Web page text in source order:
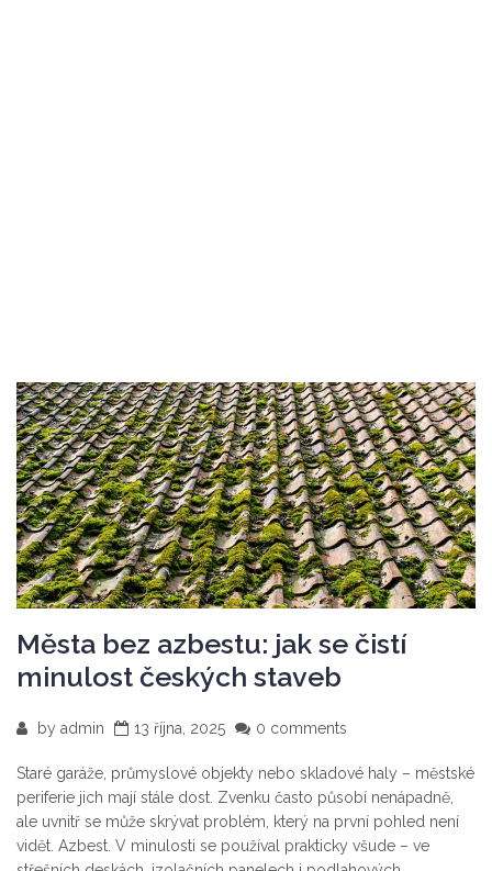
Města bez azbestu: jak se čistí
minulost českých staveb
by admin 13 října, 2025 0 comments
Staré garáže, průmyslové objekty nebo skladové haly – městské
periferie jich mají stále dost. Zvenku často působí nenápadně,
ale uvnitř se může skrývat problém, který na první pohled není
vidět. Azbest. V minulosti se používal prakticky všude – ve